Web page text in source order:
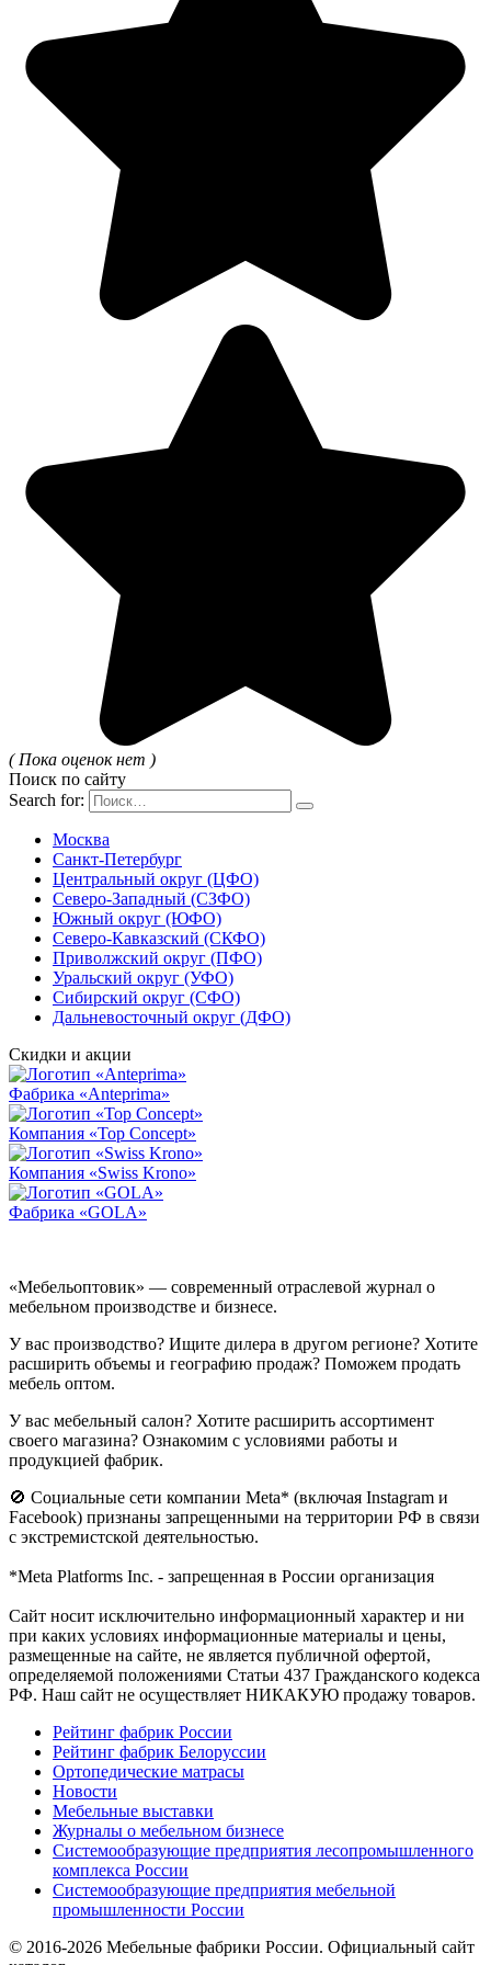
( Пока оценок нет )
Поиск по сайту
Search for:
Москва
Санкт-Петербург
Центральный округ (ЦФО)
Северо-Западный (СЗФО)
Южный округ (ЮФО)
Северо-Кавказский (СКФО)
Приволжский округ (ПФО)
Уральский округ (УФО)
Сибирский округ (СФО)
Дальневосточный округ (ДФО)
Скидки и акции
Фабрика «Anteprima»
Компания «Top Concept»
Компания «Swiss Krono»
Фабрика «GOLA»
«Мебельоптовик» — современный отраслевой журнал о
мебельном производстве и бизнесе.
У вас производство? Ищите дилера в другом регионе? Хотите
расширить объемы и географию продаж? Поможем продать
мебель оптом.
У вас мебельный салон? Хотите расширить ассортимент
своего магазина? Ознакомим с условиями работы и
продукцией фабрик.
🚫 Социальные сети компании Meta* (включая Instagram и
Facebook) признаны запрещенными на территории РФ в связи
с экстремистской деятельностью.
*Meta Platforms Inc. - запрещенная в России организация
Cайт носит исключительно информационный характер и ни
при каких условиях информационные материалы и цены,
размещенные на сайте, не является публичной офертой,
определяемой положениями Статьи 437 Гражданского кодекса
РФ. Наш сайт не осуществляет НИКАКУЮ продажу товаров.
Рейтинг фабрик России
Рейтинг фабрик Белоруссии
Ортопедические матрасы
Новости
Мебельные выставки
Журналы о мебельном бизнесе
Системообразующие предприятия лесопромышленного
комплекса России
Системообразующие предприятия мебельной
промышленности России
© 2016-2026 Мебельные фабрики России. Официальный сайт